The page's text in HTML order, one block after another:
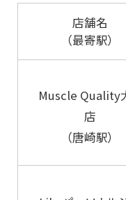
店舗名
（最寄駅）
Muscle Quality
店
（唐崎駅）